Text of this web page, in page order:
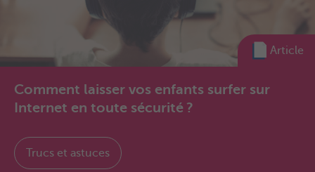
Article
Comment laisser vos enfants surfer sur
Internet en toute sécurité ?
Trucs et astuces